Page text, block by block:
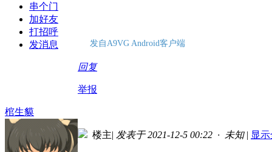
串个门
加好友
打招呼
发消息
发自A9VG Android客户端
回复
举报
棺生貘
楼主| 发表于 2021-12-5 00:22 · 未知 | 显